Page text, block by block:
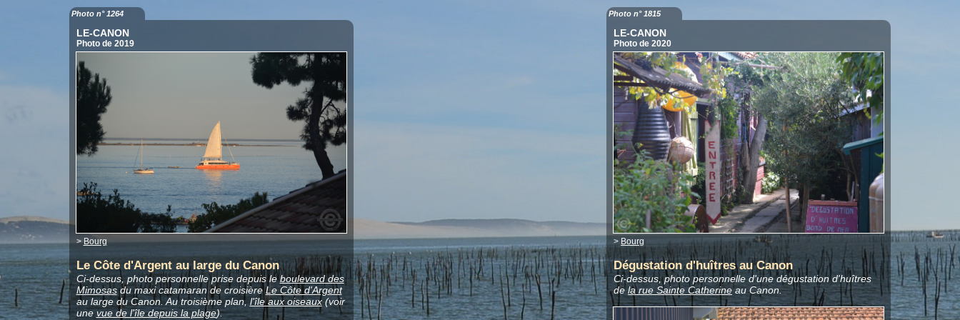
Photo n° 1264
LE-CANON
Photo de 2019
>Bourg
Le Côte d'Argent au large du Canon
Ci-dessus, photo personnelle prise depuis leboulevard des
Mimosasdu maxi catamaran de croisièreLe Côte d'Argent
au large du Canon. Au troisième plan, l'île aux oiseaux(voir
une vue de l'île depuis la plage).
Photo n° 1815
LE-CANON
Photo de 2020
> Bourg
Dégustation d'huîtres au Canon
Ci-dessus, photo personnelle d'une dégustation d'huîtres
dela rue Sainte Catherineau Canon.